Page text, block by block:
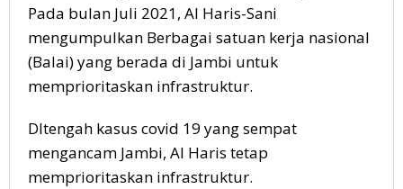
Pada bulan Juli 2021, Al Haris-Sani
mengumpulkan Berbagai satuan kerja nasional
(Balai) yang berada di Jambi untuk
memprioritaskan infrastruktur.
DItengah kasus covid 19 yang sempat
mengancam Jambi, Al Haris tetap
memprioritaskan infrastruktur.